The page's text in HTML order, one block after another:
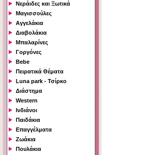
Νεράιδες και Ξωτικά
Μαγισσούλες
Αγγελάκια
Διαβολάκια
Μπαλαρίνες
Γοργόνες
Bebe
Πειρατικά Θέματα
Luna park - Τσίρκο
Διάστημα
Western
Ινδιάνοι
Παιδάκια
Επαγγέλματα
Ζωάκια
Πουλάκια